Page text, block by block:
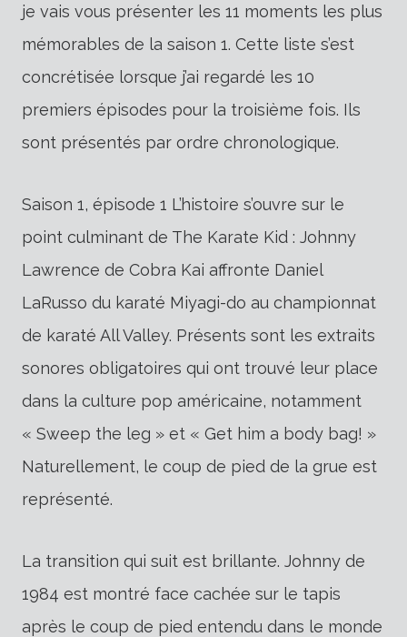
je vais vous présenter les 11 moments les plus
mémorables de la saison 1. Cette liste s’est
concrétisée lorsque j’ai regardé les 10
premiers épisodes pour la troisième fois. Ils
sont présentés par ordre chronologique.
Saison 1, épisode 1 L’histoire s’ouvre sur le
point culminant de The Karate Kid : Johnny
Lawrence de Cobra Kai affronte Daniel
LaRusso du karaté Miyagi-do au championnat
de karaté All Valley. Présents sont les extraits
sonores obligatoires qui ont trouvé leur place
dans la culture pop américaine, notamment
« Sweep the leg » et « Get him a body bag! »
Naturellement, le coup de pied de la grue est
représenté.
La transition qui suit est brillante. Johnny de
1984 est montré face cachée sur le tapis
après le coup de pied entendu dans le monde